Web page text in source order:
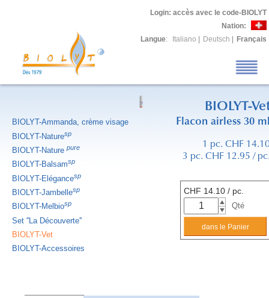
Login: accès avec le code-BIOLYT
Nation:
Langue: Italiano Deutsch Français
BIOLYT-Ammanda, crème visage
BIOLYT-Naturesp
BIOLYT-Naturepure
BIOLYT-Balsamsp
BIOLYT-Elégancesp
BIOLYT-Jambellesp
BIOLYT-Melbiosp
Set ''La Découverte''
BIOLYT-Vet
BIOLYT-Accessoires
BIOLYT-
Flacon airless 30
1 pc. CHF
3 pc. CHF 12.95 /
CHF 14.10 / pc.
Qté